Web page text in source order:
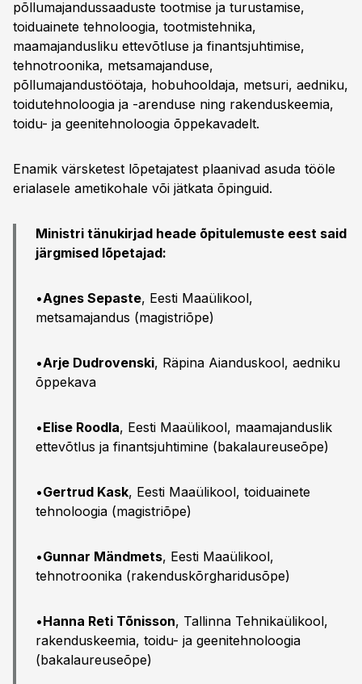
põllumajandussaaduste tootmise ja turustamise,
toiduainete tehnoloogia, tootmistehnika,
maamajandusliku ettevõtluse ja finantsjuhtimise,
tehnotroonika, metsamajanduse,
põllumajandustöötaja, hobuhooldaja, metsuri, aedniku,
toidutehnoloogia ja -arenduse ning rakenduskeemia,
toidu- ja geenitehnoloogia õppekavadelt.
Enamik värsketest lõpetajatest plaanivad asuda tööle
erialasele ametikohale või jätkata õpinguid.
Ministri tänukirjad heade õpitulemuste eest said
järgmised lõpetajad:
•Agnes Sepaste, Eesti Maaülikool,
metsamajandus (magistriõpe)
•Arje Dudrovenski, Räpina Aianduskool, aedniku
õppekava
•Elise Roodla, Eesti Maaülikool, maamajanduslik
ettevõtlus ja finantsjuhtimine (bakalaureuseõpe)
•Gertrud Kask, Eesti Maaülikool, toiduainete
tehnoloogia (magistriõpe)
•Gunnar Mändmets, Eesti Maaülikool,
tehnotroonika (rakenduskõrgharidusõpe)
•Hanna Reti Tõnisson, Tallinna Tehnikaülikool,
rakenduskeemia, toidu- ja geenitehnoloogia
(bakalaureuseõpe)